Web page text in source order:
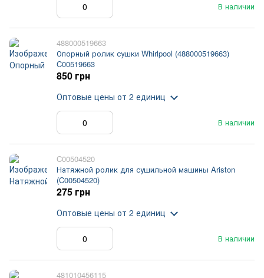
В наличии
488000519663
Опорный ролик сушки Whirlpool (488000519663)
C00519663
В наличии
850 грн
Оптовые цены от 2 единиц
C00504520
Натяжной ролик для сушильной машины Ariston
(C00504520)
В наличии
275 грн
Оптовые цены от 2 единиц
481010456115